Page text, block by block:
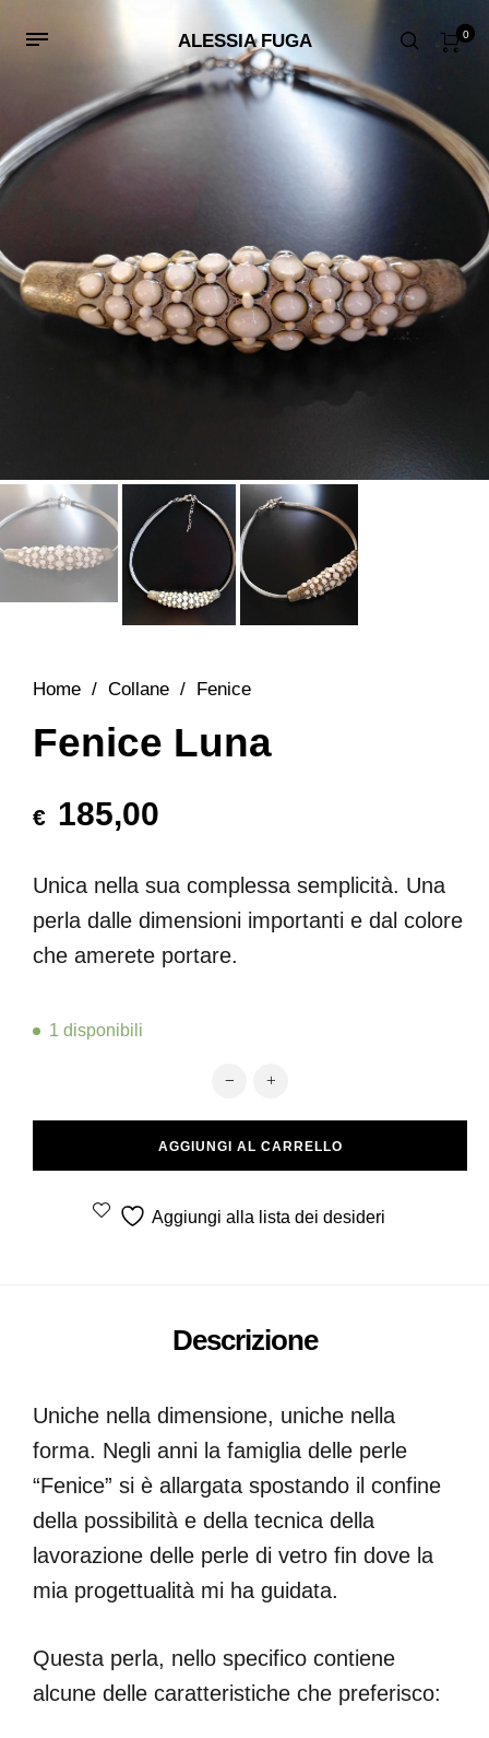
ALESSIA FUGA 0
Home / Collane / Fenice
Fenice Luna
€ 185,00
Unica nella sua complessa semplicità. Una
perla dalle dimensioni importanti e dal colore
che amerete portare.
1 disponibili
Fenice Luna quantità
AGGIUNGI AL CARRELLO
Aggiungi alla lista dei desideri
Descrizione
Uniche nella dimensione, uniche nella
forma. Negli anni la famiglia delle perle
“Fenice” si è allargata spostando il confine
della possibilità e della tecnica della
lavorazione delle perle di vetro fin dove la
mia progettualità mi ha guidata.
Questa perla, nello specifico contiene
alcune delle caratteristiche che preferisco: